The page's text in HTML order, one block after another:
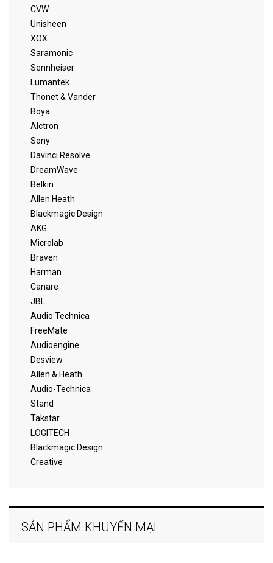
CVW
Unisheen
XOX
Saramonic
Sennheiser
Lumantek
Thonet & Vander
Boya
Alctron
Sony
Davinci Resolve
DreamWave
Belkin
Allen Heath
Blackmagic Design
AKG
Microlab
Braven
Harman
Canare
JBL
Audio Technica
FreeMate
Audioengine
Desview
Allen & Heath
Audio-Technica
Stand
Takstar
LOGITECH
Blackmagic Design
Creative
SẢN PHẨM KHUYẾN MẠI